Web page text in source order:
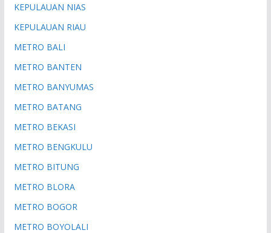
KEPULAUAN NIAS
KEPULAUAN RIAU
METRO BALI
METRO BANTEN
METRO BANYUMAS
METRO BATANG
METRO BEKASI
METRO BENGKULU
METRO BITUNG
METRO BLORA
METRO BOGOR
METRO BOYOLALI